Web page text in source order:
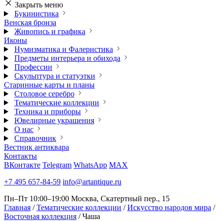
Закрыть меню
Букинистика
Венская бронза
Живопись и графика
Иконы
Нумизматика и Фалеристика
Предметы интерьера и обихода
Профессии
Скульптура и статуэтки
Старинные карты и планы
Столовое серебро
Тематические коллекции
Техника и приборы
Ювелирные украшения
О нас
Справочник
Вестник антиквара
Контакты
ВКонтакте Telegram WhatsApp MAX
+7 495 657-84-59 info@artantique.ru
Пн–Пт 10:00–19:00 Москва, Скатертный пер., 15
Главная / Тематические коллекции / Искусство народов мира /
Восточная коллекция / Чаша